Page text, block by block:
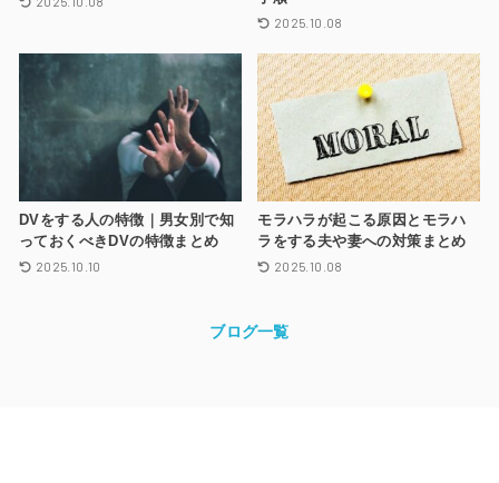
2025.10.08
DVをする人の特徴｜男女別で知
っておくべきDVの特徴まとめ
2025.10.10
モラハラが起こる原因とモラハ
ラをする夫や妻への対策まとめ
2025.10.08
ブログ一覧